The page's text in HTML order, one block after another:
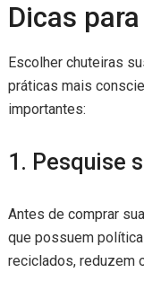
Dicas
Escolher chuteiras
práticas mais
importantes:
1. Pesquise
Antes de comprar
que possuem
reciclados, reduzem